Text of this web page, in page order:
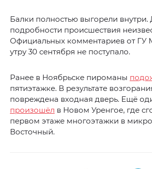
Балки полностью выгорели внутри.
подробности происшествия
Официальных комментариев от
утру 30 сентября не поступало.
Ранее в Ноябрьске пироманы
пятиэтажке. В результате
повреждена входная дверь. Ещё
произошёл в Новом Уренгое, где
первом этаже многоэтажки в
Восточный.